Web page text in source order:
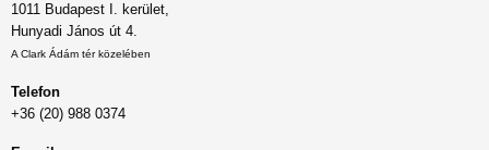
1011 Budapest I. kerület,
Hunyadi János út 4.
A Clark Ádám tér közelében
Telefon
+36 (20) 988 0374